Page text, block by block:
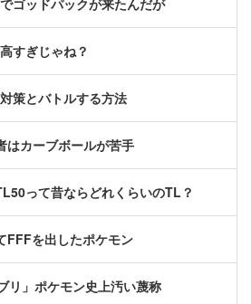
ゴッドパックが来たんだが
すぎじゃね？
策とバトルする方法
はカーブボールが苦手
って昔ならどれくらいのTL？
FFFを出したポケモン
リ」ポケモン史上汚い蔑称